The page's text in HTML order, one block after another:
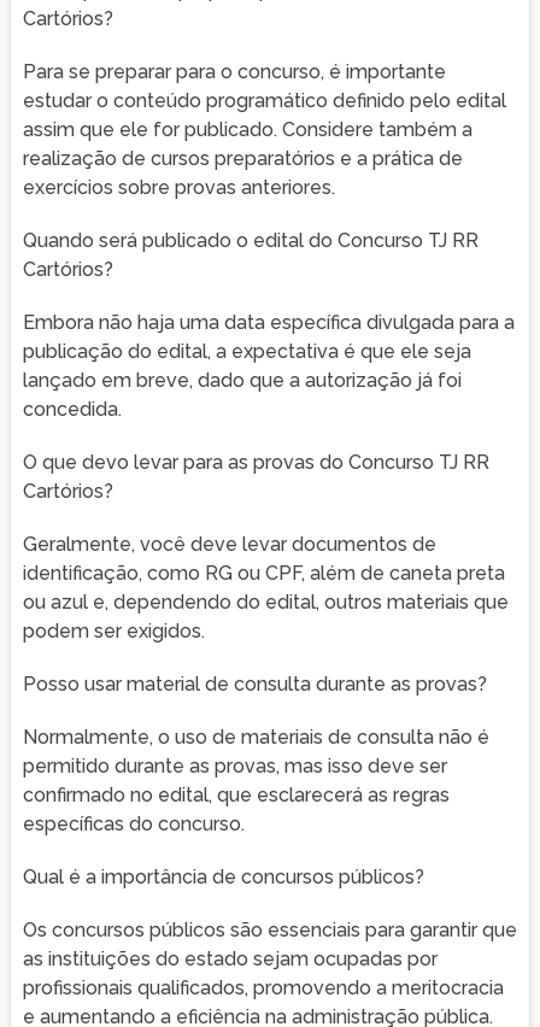
Cartórios?
Para se preparar para o concurso, é importante
estudar o conteúdo programático definido pelo edital
assim que ele for publicado. Considere também a
realização de cursos preparatórios e a prática de
exercícios sobre provas anteriores.
Quando será publicado o edital do Concurso TJ RR
Cartórios?
Embora não haja uma data específica divulgada para a
publicação do edital, a expectativa é que ele seja
lançado em breve, dado que a autorização já foi
concedida.
O que devo levar para as provas do Concurso TJ RR
Cartórios?
Geralmente, você deve levar documentos de
identificação, como RG ou CPF, além de caneta preta
ou azul e, dependendo do edital, outros materiais que
podem ser exigidos.
Posso usar material de consulta durante as provas?
Normalmente, o uso de materiais de consulta não é
permitido durante as provas, mas isso deve ser
confirmado no edital, que esclarecerá as regras
específicas do concurso.
Qual é a importância de concursos públicos?
Os concursos públicos são essenciais para garantir que
as instituições do estado sejam ocupadas por
profissionais qualificados, promovendo a meritocracia
e aumentando a eficiência na administração pública.